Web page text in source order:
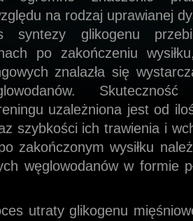
na rodzaj uprawianej
syntezy glikogenu
po zakończeniu
znalazła się
uzależ­niona jest od
szybkości ich trawienia i
zakończonym wysiłku
węglowodanów w formie
utraty glikogenu